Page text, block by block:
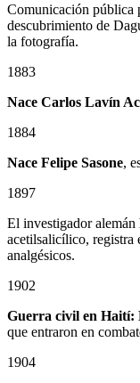
Comunicación pública
descubrimiento de
la fotografía.
1883
Nace Carlos Lavín
1884
Nace Felipe Sasone,
1897
El investigador alemán
acetilsalicílico, registra
analgésicos.
1902
Guerra civil en Haití:
que entraron en
1904